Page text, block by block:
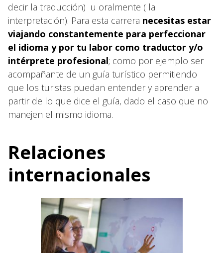
decir la traducción) u oralmente ( la
interpretación). Para esta carrera necesitas estar
viajando constantemente para perfeccionar
el idioma y por tu labor como traductor y/o
intérprete profesional; como por ejemplo ser
acompañante de un guía turístico permitiendo
que los turistas puedan entender y aprender a
partir de lo que dice el guía, dado el caso que no
manejen el mismo idioma.
Relaciones
internacionales